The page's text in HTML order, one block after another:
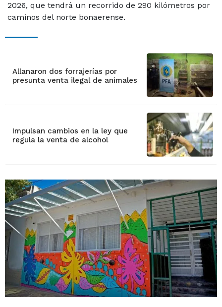
2026, que tendrá un recorrido de 290 kilómetros por
caminos del norte bonaerense.
Allanaron dos forrajerías por
presunta venta ilegal de animales
Impulsan cambios en la ley que
regula la venta de alcohol